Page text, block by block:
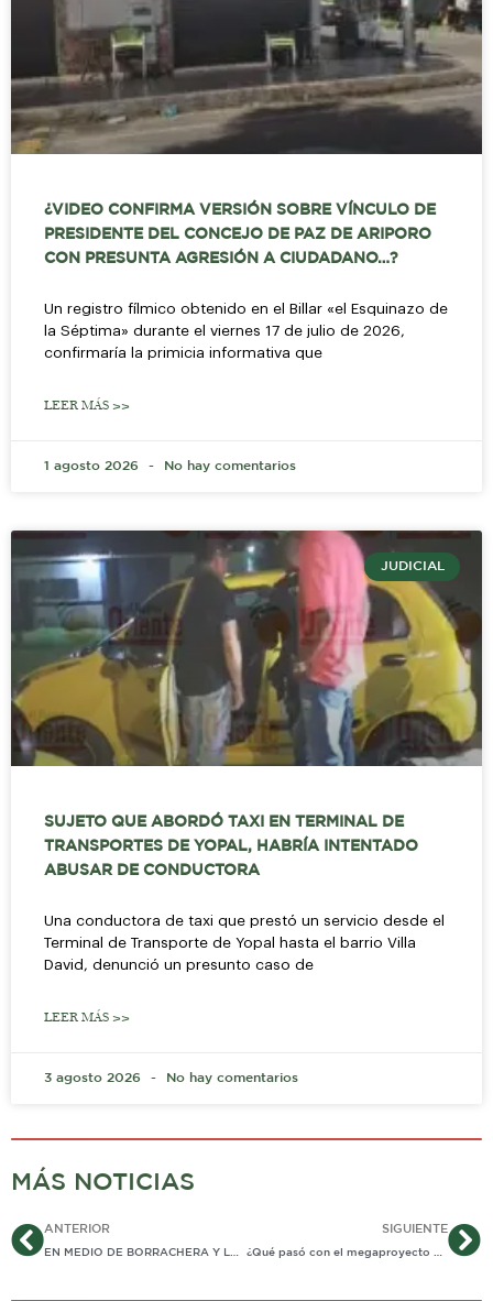
¿VIDEO CONFIRMA VERSIÓN SOBRE VÍNCULO DE
PRESIDENTE DEL CONCEJO DE PAZ DE ARIPORO
CON PRESUNTA AGRESIÓN A CIUDADANO…?
Un registro fílmico obtenido en el Billar «el Esquinazo de
la Séptima» durante el viernes 17 de julio de 2026,
confirmaría la primicia informativa que
LEER MÁS >>
1 agosto 2026 No hay comentarios
JUDICIAL
SUJETO QUE ABORDÓ TAXI EN TERMINAL DE
TRANSPORTES DE YOPAL, HABRÍA INTENTADO
ABUSAR DE CONDUCTORA
Una conductora de taxi que prestó un servicio desde el
Terminal de Transporte de Yopal hasta el barrio Villa
David, denunció un presunto caso de
LEER MÁS >>
3 agosto 2026 No hay comentarios
MÁS NOTICIAS
AntANTERIOR SIGUIENTE